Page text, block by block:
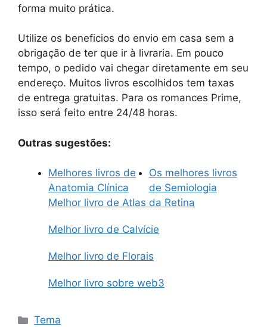
forma muito prática.
Utilize os beneficios do envio em casa sem a
obrigação de ter que ir à livraria. Em pouco
tempo, o pedido vai chegar diretamente em seu
endereço. Muitos livros escolhidos tem taxas
de entrega gratuitas. Para os romances Prime,
isso será feito entre 24/48 horas.
Outras sugestões:
Melhores livros de
Anatomia Clínica
Os melhores livros
de Semiologia
Melhor livro de Atlas da Retina
Melhor livro de Calvície
Melhor livro de Florais
Melhor livro sobre web3
Categorias
Tema